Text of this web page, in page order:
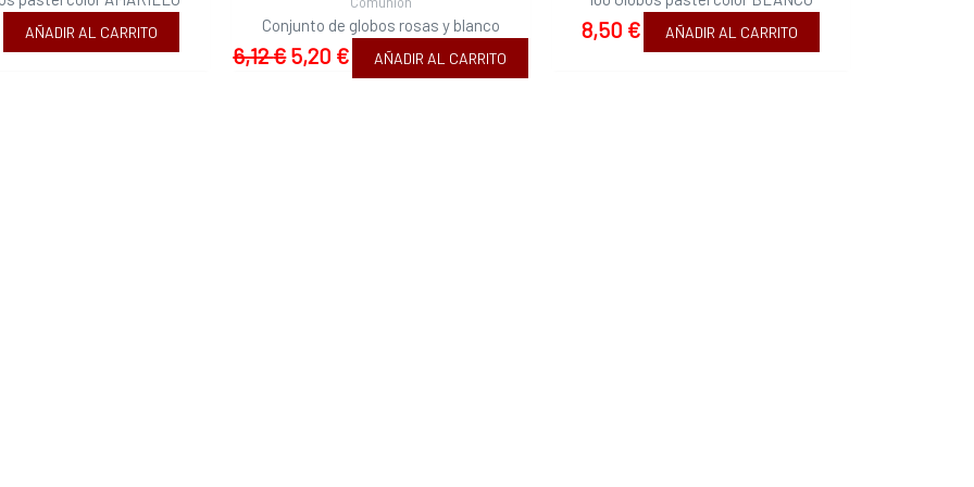
AÑADIR AL CARRITO Conjunto de globos rosas y blanco
6,12€5,20 € AÑADIR AL CARRITO
8,50 € AÑADIR AL CARRITO